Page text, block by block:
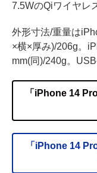
7.5WのQiワイヤレ
外形寸法/重量は
×横×厚み)/206g。
mm(同)/240g。
「iPhone 14
「iPhone 14